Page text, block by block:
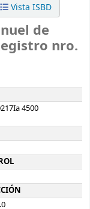
Vista ISBD
de
nro.
4500